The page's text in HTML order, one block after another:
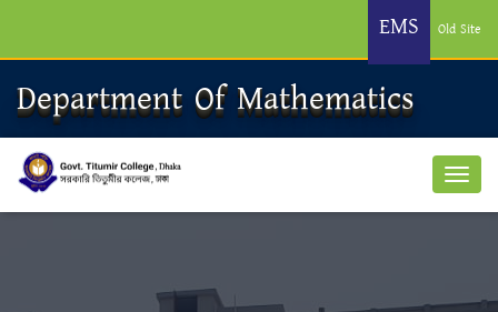
EMS Old Site
Department Of Mathematics